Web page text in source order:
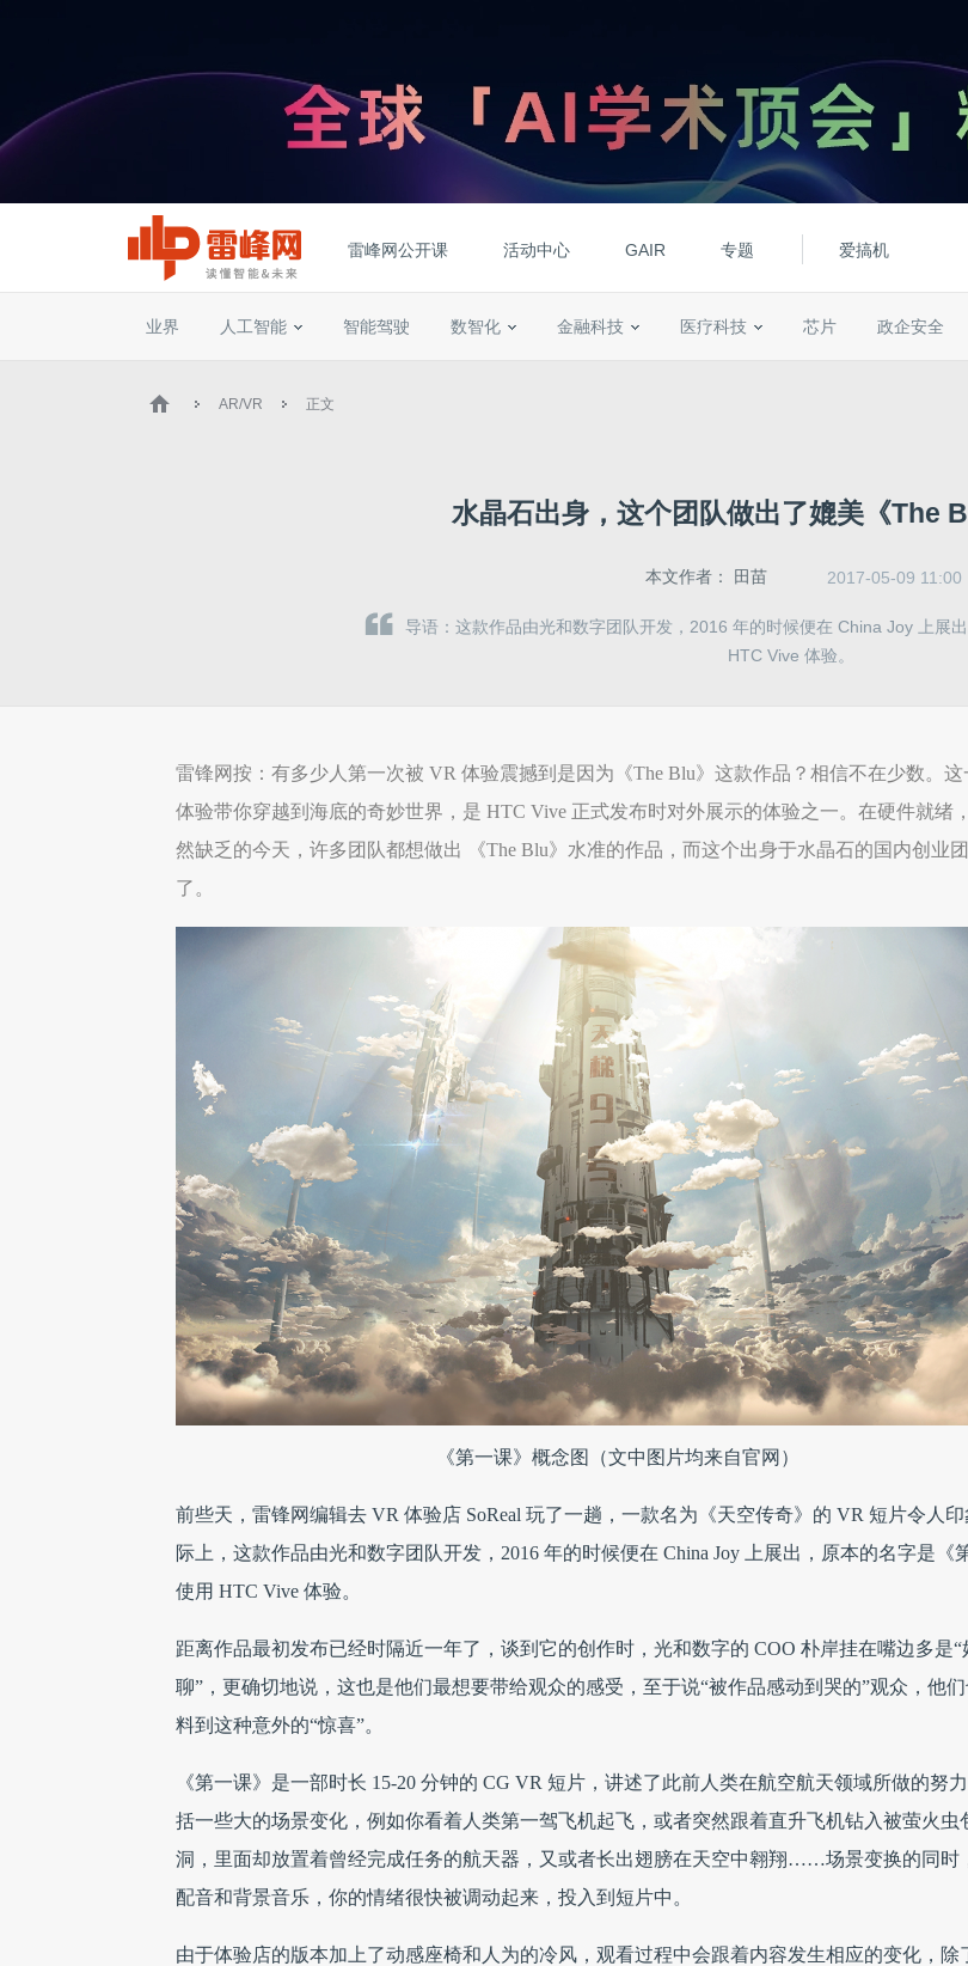
雷峰网公开课 活动中心 GAIR 专题 爱搞机
业界 人工智能 智能驾驶 数智化 金融科技 医疗科技 芯片 政企安全
AR/VR 正文
水晶石出身，这个团队做出了媲美《The
本文作者： 田苗 2017-05-09 11:00
导语：这款作品由光和数字团队开发，2016 年的时候便在 China Joy 上展
HTC Vive 体验。
雷锋网按：有多少人第一次被 VR 体验震撼到是因为《The Blu》这款作品？相信不在少数。这
体验带你穿越到海底的奇妙世界，是 HTC Vive 正式发布时对外展示的体验之一。在硬件就绪
然缺乏的今天，许多团队都想做出 《The Blu》水准的作品，而这个出身于水晶石的国内创业
了。
《第一课》概念图（文中图片均来自官网）
前些天，雷锋网编辑去 VR 体验店 SoReal 玩了一趟，一款名为《天空传奇》的 VR 短片令人
际上，这款作品由光和数字团队开发，2016 年的时候便在 China Joy 上展出，原本的名字是《
使用 HTC Vive 体验。
距离作品最初发布已经时隔近一年了，谈到它的创作时，光和数字的 COO 朴岸挂在嘴边多是“
聊”，更确切地说，这也是他们最想要带给观众的感受，至于说“被作品感动到哭的”观众，他
料到这种意外的“惊喜”。
《第一课》是一部时长 15-20 分钟的 CG VR 短片，讲述了此前人类在航空航天领域所做的努
括一些大的场景变化，例如你看着人类第一驾飞机起飞，或者突然跟着直升飞机钻入被萤火虫
洞，里面却放置着曾经完成任务的航天器，又或者长出翅膀在天空中翱翔……场景变换的同时
配音和背景音乐，你的情绪很快被调动起来，投入到短片中。
由于体验店的版本加上了动感座椅和人为的冷风，观看过程中会跟着内容发生相应的变化，除